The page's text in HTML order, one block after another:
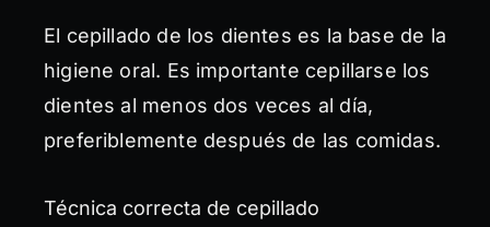
El cepillado de los dientes es la base de la
higiene oral. Es importante cepillarse los
dientes al menos dos veces al día,
preferiblemente después de las comidas.
Técnica correcta de cepillado